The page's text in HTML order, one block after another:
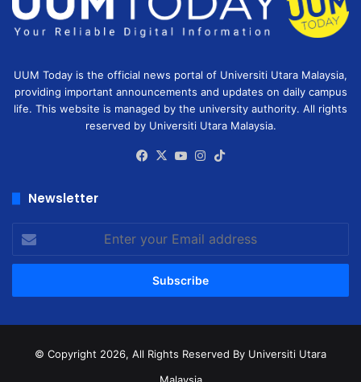
UUM Today is the official news portal of Universiti Utara Malaysia,
providing important announcements and updates on daily campus
life. This website is managed by the university authority. All rights
reserved by Universiti Utara Malaysia.
Facebook
X YouTubeInstagram
Newsletter
your
Email
© Copyright 2026, All Rights Reserved By Universiti Utara